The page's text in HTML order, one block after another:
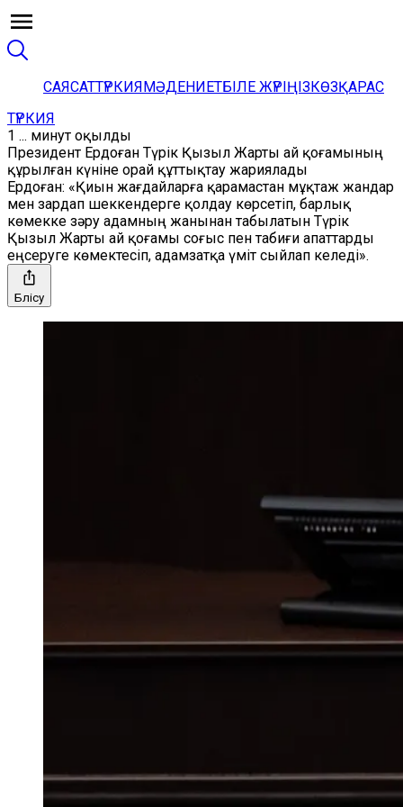
САЯСАТТҮРКИЯМӘДЕНИЕТБІЛЕ ЖҮРІҢІЗКӨЗҚАРАС
ТҮРКИЯ
1 ... минут оқылды
Президент Ердоған Түрік Қызыл Жарты ай қоғамының
құрылған күніне орай құттықтау жариялады
Ердоған: «Қиын жағдайларға қарамастан мұқтаж жандар
мен зардап шеккендерге қолдау көрсетіп, барлық
көмекке зәру адамның жанынан табылатын Түрік
Қызыл Жарты ай қоғамы соғыс пен табиғи апаттарды
еңсеруге көмектесіп, адамзатқа үміт сыйлап келеді».
Бөлісу